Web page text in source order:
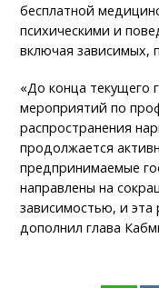
бесплатной
психическими и
включая зависимых,
«До конца текущего
мероприятий по
распространения
продолжается
предпринимаемые
направлены на
зависимостью, и
дополнил глава